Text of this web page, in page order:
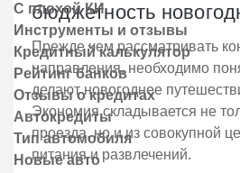
С плохой КИ
Инструменты и отзывы
Кредитный калькулятор
Рейтинг банков
Отзывы о кредитах
Автокредиты
Тип автомобиля
Новые авто
бюджетность
Прежде чем рассматривать
направления, необходимо
делают новогоднее
Экономия складывается не
проезда, но и из совокупной
питания и развлечений.